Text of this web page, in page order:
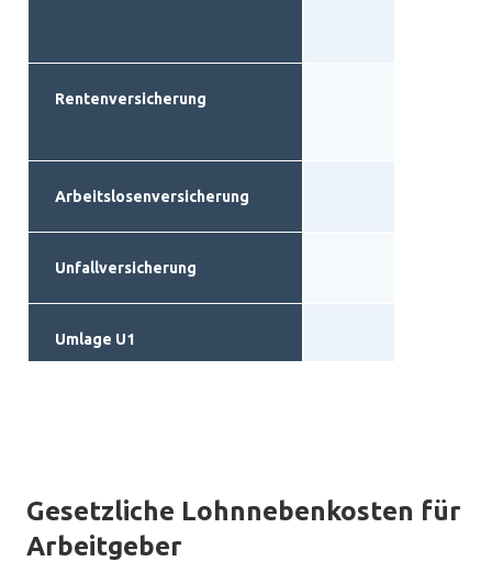
Rentenversicherung
Arbeitslosenversicherung
Unfallversicherung
Umlage U1
(„Umlage U3“)
Gesetzliche Lohnnebenkosten für
Arbeitgeber